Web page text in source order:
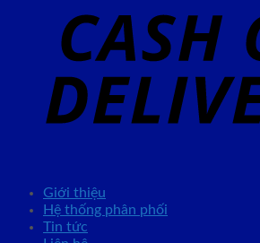
Giới thiệu
Hệ thống phân phối
Tin tức